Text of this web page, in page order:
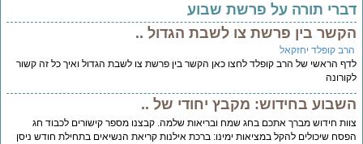
תורה על פרשת שבוע
בין פרשת צו לשבת הגדול ..
קופלד יחזקאל
הראשי של הרב קופלד לחצו כאן הקשר בין פרשת צו לשבת הגדול ואיך כל זה קשור
בחידוש: מקבץ יחודי של ..
חידוש מברך אתכם בחג שמח ובריאות שלמה. קבצנו מספר קישורים לכבוד חג
שיכולים להקל במציאות ימינו: ברכת אילנות קריאת הנשיאים בתחילת חודש ניסן